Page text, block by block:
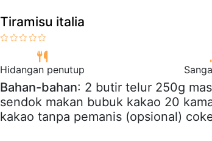
Tiramisu italia
Hidangan penutup
Bahan-bahan: 2 butir telur 250g
sendok makan bubuk kakao 20
kakao tanpa pemanis (opsional)